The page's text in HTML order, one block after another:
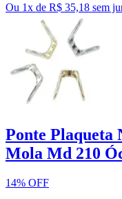
Ou 1x de R$ 35,18 sem
Ponte Plaqueta
Mola Md 210
14% OFF